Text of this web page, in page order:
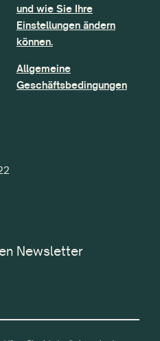
und wie Sie Ihre
Einstellungen ändern
können.
Allgemeine
Geschäftsbedingungen
Newsletter